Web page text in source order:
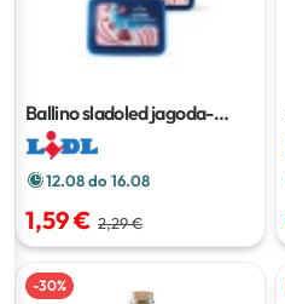
Ballino sladoled jagoda-
vrhnje ili čokolada-vrhnje
12.08 do 16.08
1,59 € 2,29 €
-30%